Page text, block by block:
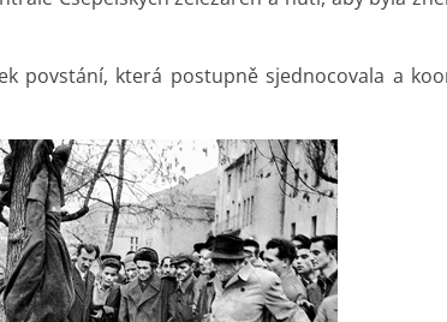
povstání, která postupně sjednocovala a